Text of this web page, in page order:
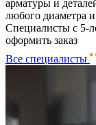
арматуры и
любого диаметра и
Специалисты с 5-
оформить заказ
Все специалисты